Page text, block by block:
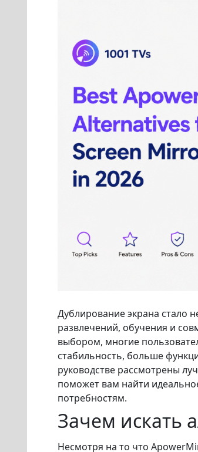
Дублирование экрана стало
развлечений, обучения и
выбором, многие
стабильность, больше
руководстве рассмотрены
поможет вам найти
потребностям.
Зачем искать
Несмотря на то что